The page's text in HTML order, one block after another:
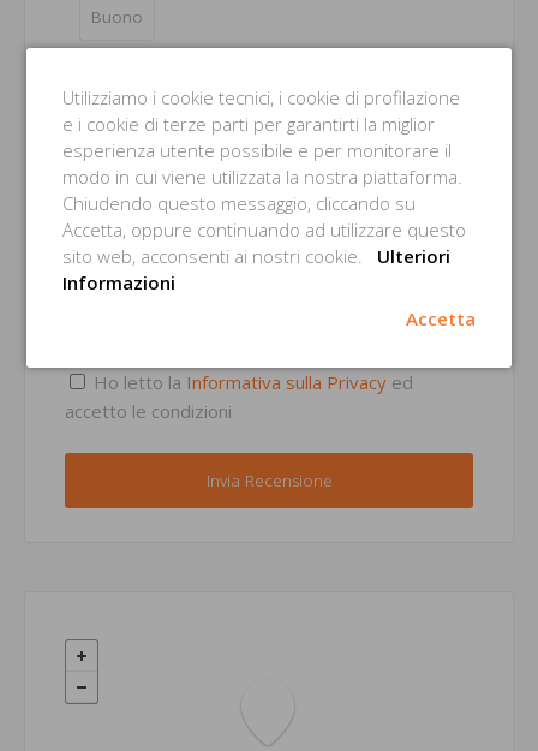
Buono
Nome *
Email *
Ho letto la Informativa sulla Privacy ed
accetto le condizioni
Utilizziamo i cookie tecnici, i cookie di profilazione
e i cookie di terze parti per garantirti la miglior
esperienza utente possibile e per monitorare il
modo in cui viene utilizzata la nostra piattaforma.
Chiudendo questo messaggio, cliccando su
Accetta, oppure continuando ad utilizzare questo
sito web, acconsenti ai nostri cookie.
Ulteriori
Informazioni
Accetta